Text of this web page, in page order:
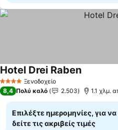
4 ΑστέριαΞενοδοχείο
Hotel Drei RabenΕμφάνιση
8,4 Πολύ καλό 2.503 1.1 χλμ.
Επιλέξτε ημερομηνίες, για να
δείτε τις ακριβείς τιμές